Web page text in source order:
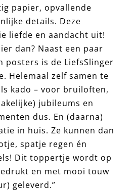
papier, opvallende
details. Deze
liefde en aandacht uit!
dan? Naast een paar
posters is de LiefsSlinger
Helemaal zelf samen te
kado – voor bruiloften,
jubileums en
dus. En (daarna)
in huis. Ze kunnen dan
spatje regen én
Dit toppertje wordt op
en met mooi touw
geleverd.”